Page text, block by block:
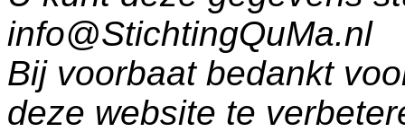
info@StichtingQuMa.nl
Bij voorbaat bedankt
deze website te